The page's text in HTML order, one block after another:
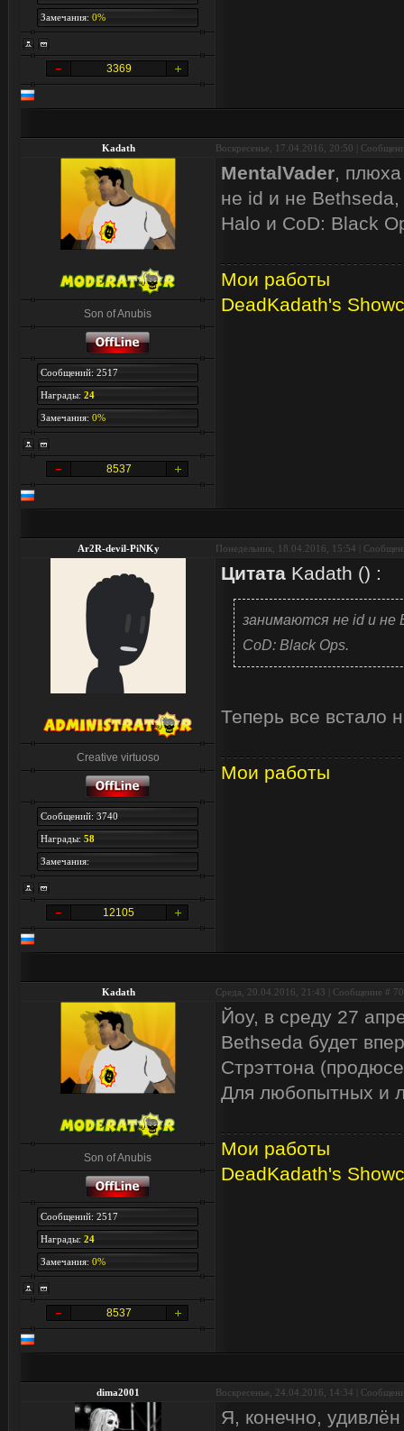
Замечания: 0%
3369
Kadath Воскресенье, 17.04.2016, 20:50 |
Son of Anubis
Сообщений: 2517
Награды: 24
Замечания: 0%
8537
MentalVader,
не id и не
Halo и CoD: Black
Мои работы
DeadKadath's
Ar2R-devil-PiNKy Понедельник, 18.04.2016, 15:54 |
Creative virtuoso
Сообщений: 3740
Награды: 58
Замечания:
12105
Цитата Kadath () :
занимаются не id и не
CoD: Black Ops.
Теперь все встало
Мои работы
Kadath Среда, 20.04.2016, 21:43 | Сообщение # 70
Son of Anubis
Сообщений: 2517
Награды: 24
Замечания: 0%
8537
Йоу, в среду 27
Bethseda будет
Стрэттона
Для любопытных и
Мои работы
DeadKadath's
dima2001 Воскресенье, 24.04.2016, 14:34 |
Я, конечно,